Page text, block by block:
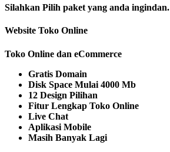
Silahkan Pilih paket yang anda ingindan.
Website Toko Online
Toko Online dan eCommerce
Gratis Domain
Disk Space Mulai 4000 Mb
12 Design Pilihan
Fitur Lengkap Toko Online
Live Chat
Aplikasi Mobile
Masih Banyak Lagi